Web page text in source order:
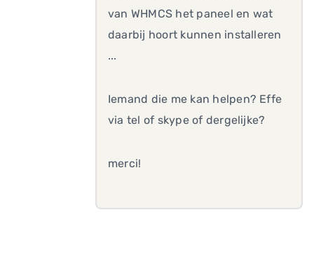
van WHMCS het paneel en wat
daarbij hoort kunnen installeren
...
Iemand die me kan helpen? Effe
via tel of skype of dergelijke?
merci!